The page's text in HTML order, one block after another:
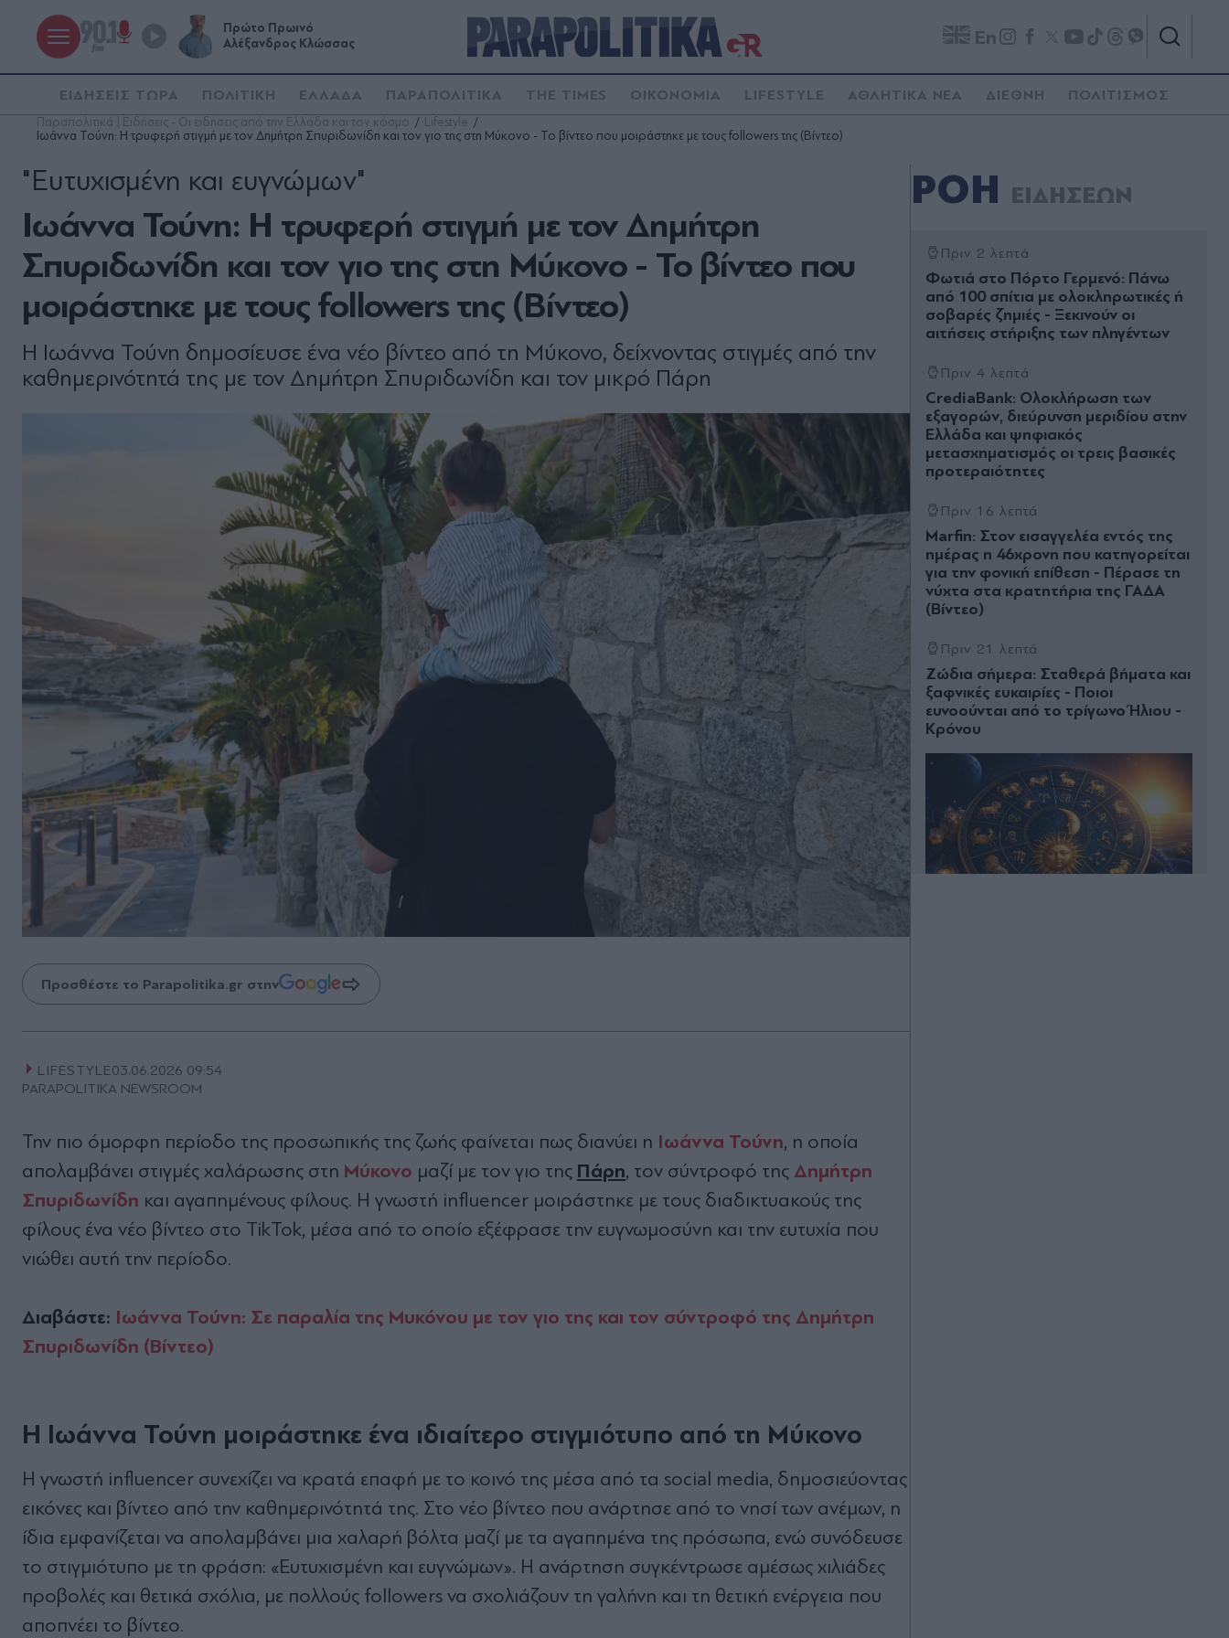
Πρώτο Πρωινό
Αλέξανδρος Κλώσσας
En
ΕΙΔΗΣΕΙΣ ΤΩΡΑ ΠΟΛΙΤΙΚΗ ΕΛΛΑΔΑ ΠΑΡΑΠΟΛΙΤΙΚΑ THE TIMES ΟΙΚΟΝΟΜΙΑ LIFESTYLE ΑΘΛΗΤΙΚΑ ΝΕΑ ΔΙΕΘΝΗ ΠΟΛΙΤΙΣΜΟΣ
Παραπολιτικά | Ειδήσεις - Οι ειδήσεις από την Ελλάδα και τον κόσμο
Lifestyle
Ιωάννα Τούνη: Η τρυφερή στιγμή με τον Δημήτρη Σπυριδωνίδη και τον γιο της στη Μύκονο - Το βίντεο που μοιράστηκε με τους followers της (Βίντεο)
Ιωάννα Τούνη: Η τρυφερή στιγμή με τον Δημήτρη
Σπυριδωνίδη και τον γιο της στη Μύκονο - Το βίντεο που
μοιράστηκε με τους followers της (Βίντεο)
"Ευτυχισμένη και ευγνώμων"
Η Ιωάννα Τούνη δημοσίευσε ένα νέο βίντεο από τη Μύκονο, δείχνοντας στιγμές από την
καθημερινότητά της με τον Δημήτρη Σπυριδωνίδη και τον μικρό Πάρη
Προσθέστε το Parapolitika.gr στην
LIFESTYLE03.06.2026 09:54
PARAPOLITIKA NEWSROOM
Την πιο όμορφη περίοδο της προσωπικής της ζωής φαίνεται πως διανύει η Ιωάννα Τούνη, η οποία
απολαμβάνει στιγμές χαλάρωσης στη Μύκονο μαζί με τον γιο της Πάρη, τον σύντροφό της Δημήτρη
Σπυριδωνίδη και αγαπημένους φίλους. Η γνωστή influencer μοιράστηκε με τους διαδικτυακούς της
φίλους ένα νέο βίντεο στο TikTok, μέσα από το οποίο εξέφρασε την ευγνωμοσύνη και την ευτυχία που
νιώθει αυτή την περίοδο.
Διαβάστε: Ιωάννα Τούνη: Σε παραλία της Μυκόνου με τον γιο της και τον σύντροφό της Δημήτρη
Σπυριδωνίδη (Βίντεο)
Η Ιωάννα Τούνη μοιράστηκε ένα ιδιαίτερο στιγμιότυπο από τη Μύκονο
Η γνωστή influencer συνεχίζει να κρατά επαφή με το κοινό της μέσα από τα social media, δημοσιεύοντας
εικόνες και βίντεο από την καθημερινότητά της. Στο νέο βίντεο που ανάρτησε από το νησί των ανέμων, η
ίδια εμφανίζεται να απολαμβάνει μια χαλαρή βόλτα μαζί με τα αγαπημένα της πρόσωπα, ενώ συνόδευσε
το στιγμιότυπο με τη φράση: «Ευτυχισμένη και ευγνώμων». Η ανάρτηση συγκέντρωσε αμέσως χιλιάδες
προβολές και θετικά σχόλια, με πολλούς followers να σχολιάζουν τη γαλήνη και τη θετική ενέργεια που
αποπνέει το βίντεο.
ΡΟΗ ΕΙΔΗΣΕΩΝ
Πριν 2 λεπτά
Φωτιά στο Πόρτο Γερμενό: Πάνω
από 100 σπίτια με ολοκληρωτικές ή
σοβαρές ζημιές - Ξεκινούν οι
αιτήσεις στήριξης των πληγέντων
Πριν 4 λεπτά
CrediaBank: Ολοκλήρωση των
εξαγορών, διεύρυνση μεριδίου στην
Ελλάδα και ψηφιακός
μετασχηματισμός οι τρεις βασικές
προτεραιότητες
Πριν 16 λεπτά
Marfin: Στον εισαγγελέα εντός της
ημέρας η 46χρονη που κατηγορείται
για την φονική επίθεση - Πέρασε τη
νύχτα στα κρατητήρια της ΓΑΔΑ
(Βίντεο)
Πριν 21 λεπτά
Ζώδια σήμερα: Σταθερά βήματα και
ξαφνικές ευκαιρίες - Ποιοι
ευνοούνται από το τρίγωνο Ήλιου -
Κρόνου